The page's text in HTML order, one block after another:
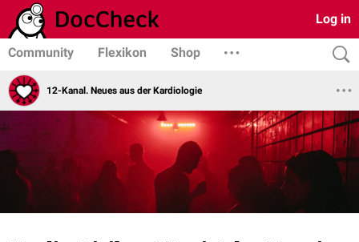
Log in
Community Flexikon Shop
12-Kanal. Neues aus der Kardiologie